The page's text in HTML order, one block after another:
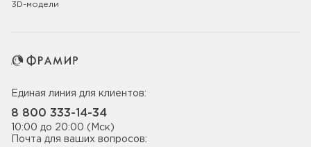
3D-модели
Единая линия для клиентов:
8 800 333-14-34
10:00 до 20:00 (Мск)
Почта для ваших вопросов: